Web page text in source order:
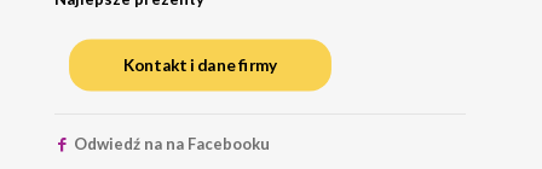
Kontakt i dane firmy
Odwiedź na na Facebooku